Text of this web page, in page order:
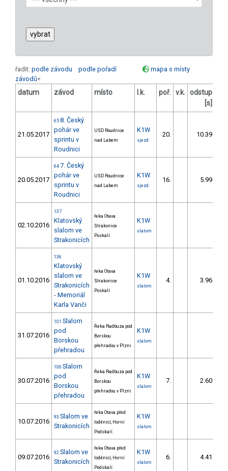
řadit: podle závodu podle pořadí
mapa s místy
závodů<
datum závod místo l.k. poř. v.k. odstup
[s]
21.05.2017
65 8. Český
pohár ve
sprintu v
Roudnici
USD Roudnice
nad Labem
K1W
sjezd
20. 10.39
20.05.2017
64 7. Český
pohár ve
sprintu v
Roudnici
USD Roudnice
nad Labem
K1W
sjezd
16. 5.99
02.10.2016
137
Klatovský
slalom ve
Strakonicích
řeka Otava
Strakonice
Poskalí
K1W
slalom
01.10.2016
136
Klatovský
slalom ve
Strakonicích
- Memoriál
Karla Vanči
řeka Otava
Strakonice
Poskalí
K1W
slalom
4. 3.96
31.07.2016
101 Slalom
pod
Borskou
přehradou
Řeka Radbuza pod
Borskou
přehradou v Plzni
K1W
slalom
30.07.2016
100 Slalom
pod
Borskou
přehradou
Řeka Radbuza pod
Borskou
přehradou v Plzni
K1W
slalom
7. 2.60
10.07.2016
93 Slalom ve
Strakonicích
řeka Otava před
loděnicí, Horní
Podskalí.
K1W
slalom
09.07.2016
92 Slalom ve
Strakonicích
řeka Otava před
loděnicí, Horní
Podskalí.
K1W
slalom
6. 4.41